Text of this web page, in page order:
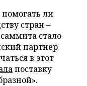
ли
стран –
стало
партнер
в этот
поставку